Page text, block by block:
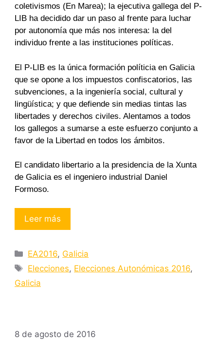
coletivismos (En Marea); la ejecutiva gallega del P-
LIB ha decidido dar un paso al frente para luchar
por autonomía que más nos interesa: la del
individuo frente a las instituciones políticas.
El P-LIB es la única formación políticia en Galicia
que se opone a los impuestos confiscatorios, las
subvenciones, a la ingeniería social, cultural y
lingüística; y que defiende sin medias tintas las
libertades y derechos civiles. Alentamos a todos
los gallegos a sumarse a este esfuerzo conjunto a
favor de la Libertad en todos los ámbitos.
El candidato libertario a la presidencia de la Xunta
de Galicia es el ingeniero industrial Daniel
Formoso.
Leer más
Categorías
EA2016, Galicia
Etiquetas
Elecciones, Elecciones Autonómicas 2016,
Galicia
8 de agosto de 2016